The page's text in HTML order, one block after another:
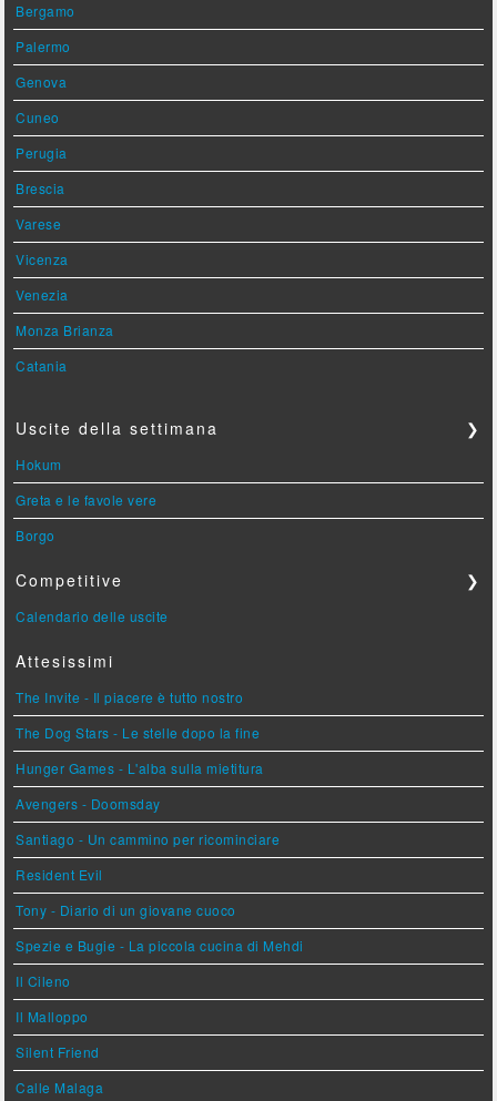
Bergamo
Palermo
Genova
Cuneo
Perugia
Brescia
Varese
Vicenza
Venezia
Monza Brianza
Catania
Uscite della settimana ❯
Hokum
Greta e le favole vere
Borgo
Competitive ❯
Calendario delle uscite
Attesissimi
The Invite - Il piacere è tutto nostro
The Dog Stars - Le stelle dopo la fine
Hunger Games - L'alba sulla mietitura
Avengers - Doomsday
Santiago - Un cammino per ricominciare
Resident Evil
Tony - Diario di un giovane cuoco
Spezie e Bugie - La piccola cucina di Mehdi
Il Cileno
Il Malloppo
Silent Friend
Calle Malaga